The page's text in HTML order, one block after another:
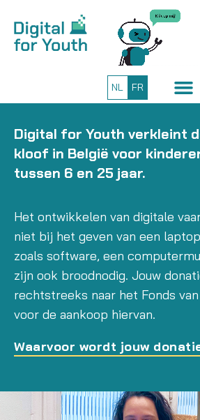
NL FR
Digital for Youth verkleint
kloof in België voor
tussen 6 en 25 jaar.
Het ontwikkelen van digitale
niet bij het geven van een
zoals software, een
zijn ook broodnodig. Jouw
rechtstreeks naar het Fonds
voor de aankoop hiervan.
Waarvoor wordt jouw